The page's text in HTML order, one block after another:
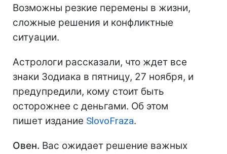
Возможны резкие перемены в жизни,
сложные решения и конфликтные
ситуации.
Астрологи рассказали, что ждет все
знаки Зодиака в пятницу, 27 ноября, и
предупредили, кому стоит быть
осторожнее с деньгами. Об этом
пишет издание SlovoFraza.
Овен. Вас ожидает решение важных